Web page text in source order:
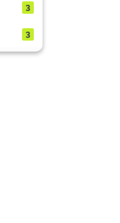
3
3